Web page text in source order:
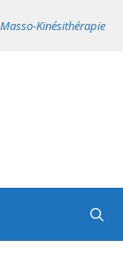
Kinésithérapie